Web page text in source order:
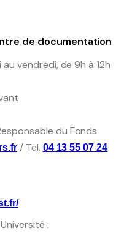
de documentation
vendredi, de 9h à 12h
du Fonds
/ Tel. 04 13 55 07 24
: